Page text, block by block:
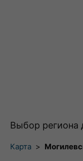
Выбор региона
Карта >